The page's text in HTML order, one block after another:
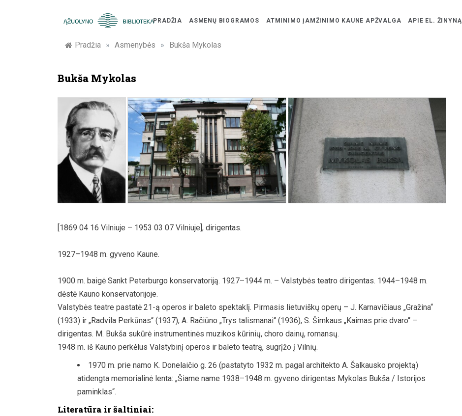
Žymūs
Kauno
žmonės:
atminimo
įamžinimas
PRADŽIA ASMENŲ BIOGRAMOS ATMINIMO ĮAMŽINIMO KAUNE APŽVALGA APIE EL. ŽINYNĄ
Pradžia » Asmenybės » Bukša Mykolas
Bukša Mykolas
[1869 04 16 Vilniuje – 1953 03 07 Vilniuje], dirigentas.
1927–1948 m. gyveno Kaune.
1900 m. baigė Sankt Peterburgo konservatoriją. 1927–1944 m. – Valstybės teatro dirigentas. 1944–1948 m.
dėstė Kauno konservatorijoje.
Valstybės teatre pastatė 21-ą operos ir baleto spektaklį. Pirmasis lietuviškų operų – J. Karnavičiaus „Gražina“
(1933) ir „Radvila Perkūnas“ (1937), A. Račiūno „Trys talismanai“ (1936), S. Šimkaus „Kaimas prie dvaro“ –
dirigentas. M. Bukša sukūrė instrumentinės muzikos kūrinių, choro dainų, romansų.
1948 m. iš Kauno perkėlus Valstybinį operos ir baleto teatrą, sugrįžo į Vilnių.
1970 m. prie namo K. Donelaičio g. 26 (pastatyto 1932 m. pagal architekto A. Šalkausko projektą)
atidengta memorialinė lenta: „Šiame name 1938–1948 m. gyveno dirigentas Mykolas Bukša / Istorijos
paminklas“.
Literatūra ir šaltiniai: